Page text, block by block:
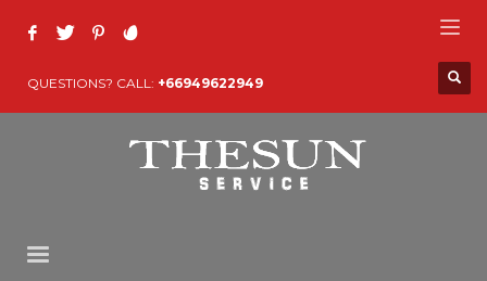
QUESTIONS? CALL: +66949622949